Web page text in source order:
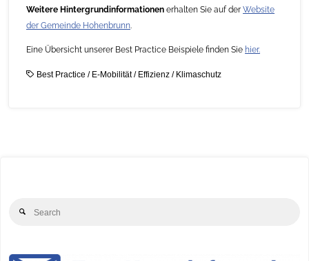
Weitere Hintergrundinformationen erhalten Sie auf derWebsite
der Gemeinde Hohenbrunn.
Eine Übersicht unserer Best Practice Beispiele finden Sie hier.
Best Practice / E-Mobilität/ Effizienz/ Klimaschutz
Search